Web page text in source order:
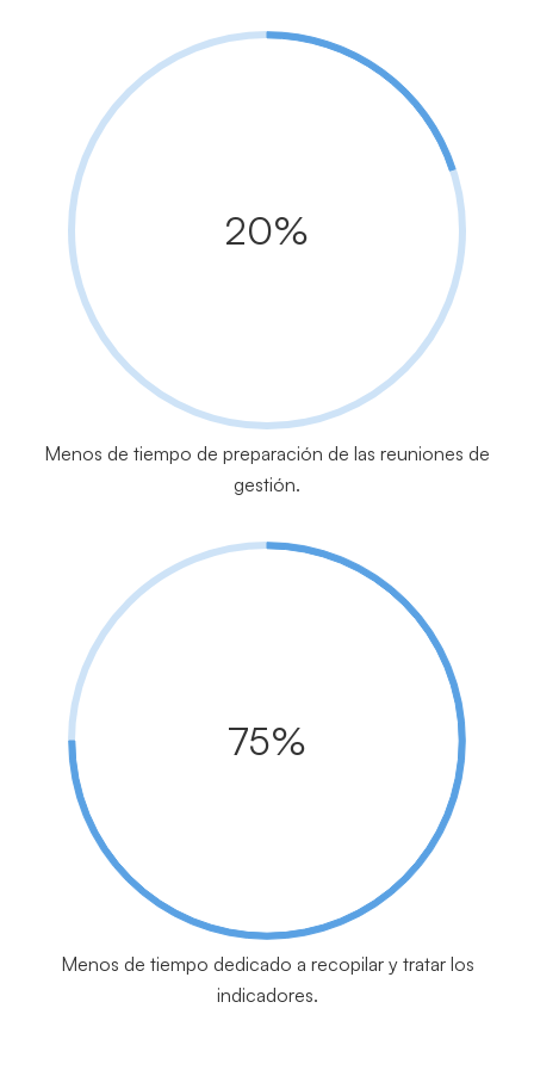
20%
Menos de tiempo de preparación de las reuniones de
gestión.
75%
Menos de tiempo dedicado a recopilar y tratar los
indicadores.